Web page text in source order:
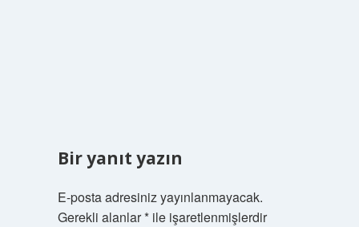
Bir yanıt yazın
E-posta adresiniz yayınlanmayacak.
Gerekli alanlar*ile işaretlenmişlerdir